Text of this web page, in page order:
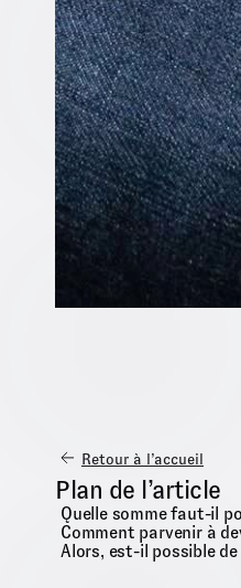
Retour à l’accueil
Plan de l’article
Quelle somme faut-il
Comment parvenir à
Alors, est-il possible